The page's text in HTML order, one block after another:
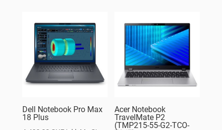
Dell Notebook Pro Max
18 Plus
Acer Notebook
TravelMate P2
(TMP215-55-G2-TCO-